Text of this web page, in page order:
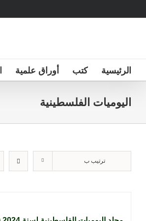
to
الرئيسية كتب أوراق علمية
اليوميات الفلسطينية
ترتيب ب